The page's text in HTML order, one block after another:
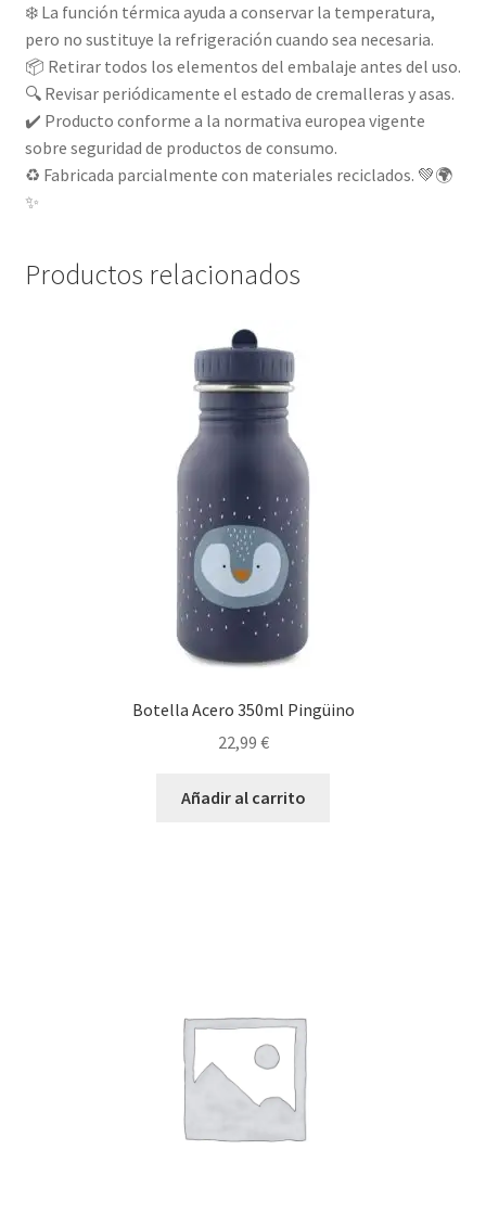
❄️ La función térmica ayuda a conservar la temperatura,
pero no sustituye la refrigeración cuando sea necesaria.
📦 Retirar todos los elementos del embalaje antes del uso.
🔍 Revisar periódicamente el estado de cremalleras y asas.
✔️ Producto conforme a la normativa europea vigente
sobre seguridad de productos de consumo.
♻️ Fabricada parcialmente con materiales reciclados. 💚🌍
✨
Productos relacionados
Botella Acero 350ml Pingüino
22,99 €
Añadir al carrito